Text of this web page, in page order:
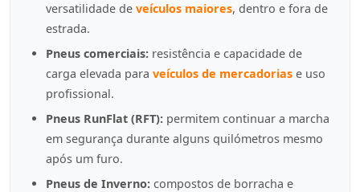
versatilidade de veículos maiores, dentro e fora de
estrada.
Pneus comerciais: resistência e capacidade de
carga elevada para veículos de mercadorias e uso
profissional.
Pneus RunFlat (RFT): permitem continuar a marcha
em segurança durante alguns quilómetros mesmo
após um furo.
Pneus de Inverno: compostos de borracha e